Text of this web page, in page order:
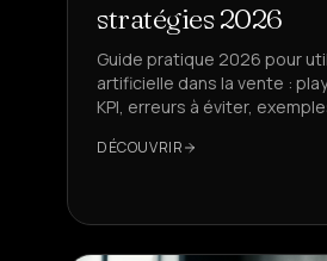
stratégies 2026
Guide pratique 2026 pour
artificielle dans la vente :
KPI, erreurs à éviter,
référence.
DÉCOUVRIR